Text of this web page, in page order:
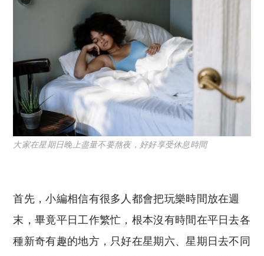
大家在星期日晚上盡量不要熬夜，好好享受休息時間
首先，小編相信有很多人都會把玩樂時間放在週
末，畢竟平日工作繁忙，根本沒有時間在平日去各
種新奇有趣的地方，只好在星期六、星期日去不同